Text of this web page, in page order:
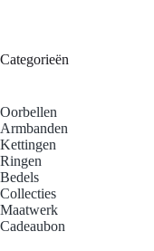
Categorieën
Oorbellen
Armbanden
Kettingen
Ringen
Bedels
Collecties
Maatwerk
Cadeaubon